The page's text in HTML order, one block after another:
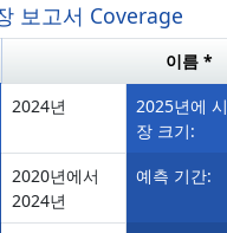
보고서 Coverage
이름 *
2024년
2025년에 시
장 크기:
2020년에서
2024년
예측 기간: